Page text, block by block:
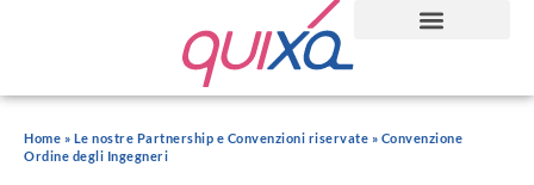
Home » Le nostre Partnership e Convenzioni riservate » Convenzione
Ordine degli Ingegneri